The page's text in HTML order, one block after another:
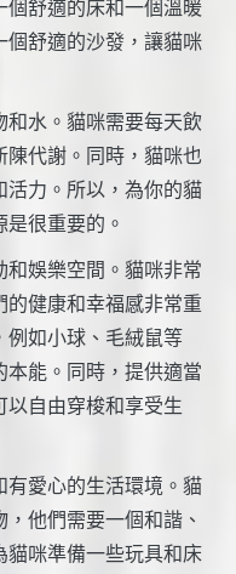
個舒適的床和一個溫暖
個舒適的沙發，讓貓咪
水。貓咪需要每天飲
陳代謝。同時，貓咪也
活力。所以，為你的貓
很重要的。
和娛樂空間。貓咪非常
健康和幸福感非常重
例如小球、毛絨鼠等
能。同時，提供適當
以自由穿梭和享受生
有愛心的生活環境。貓
他們需要一個和諧、
貓咪準備一些玩具和床